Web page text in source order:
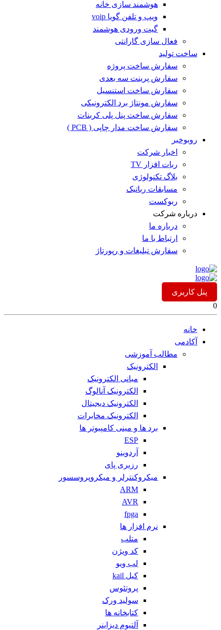
هوشمند سازی خانه
ویپ و تلفن گویا voip
گیت ورودی هوشمند
فعال سازی گارانتی
ساخت تولید
سفارش ساخت پروژه
سفارش پرینت سه بعدی
سفارش ساخت استنسیل
سفارش مونتاژ برد الکترونیکی
سفارش ساخت پنل پلی کربنات
سفارش ساخت مدار چاپی ( PCB )
روبوخبر
اخبار شرکت
ربات افزار TV
بلاگ تکنولوژی
مسابقات رباتیک
ربوکست
درباره شرکت
درباره ما
ارتباط با ما
سفارش تبلیغات و رپورتاژ
پنل کاربری
0
خانه
آکادمی
مطالب آموزشی
الکترونیک
مبانی الکترونیک
الکترونیک آنالوگ
الکترونیک دیجیتال
الکترونیک مخابرات
برد ها و مینی کامپیوتر ها
ESP
آردوینو
رزبری پای
میکروکنترلر و میکروپروسسور
ARM
AVR
fpga
نرم افزار ها
متلب
کد ویژن
لب ویو
کیل kail
پروتئوس
سولید ورک
کتابخانه ها
آلتیوم دیزاینر